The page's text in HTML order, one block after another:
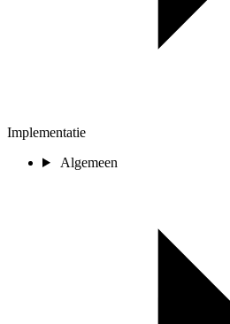
Implementatie
Algemeen